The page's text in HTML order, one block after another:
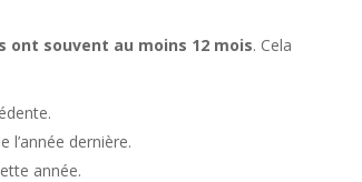
ont souvent au moins 12 mois. Cela
l’année dernière.
année.